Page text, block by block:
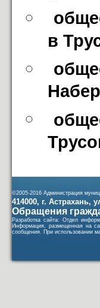
в
©2005-2016 Администрация
414000, г. Астрахань,
Обращения
Разработка сайта: Отдел
Информация, размещенная на
сообщения. При использовании